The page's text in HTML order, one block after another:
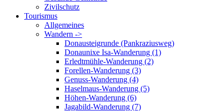
Zivilschutz
Tourismus
Allgemeines
Wandern ->
Donausteigrunde (Pankraziusweg)
Donaunixe Isa-Wanderung (1)
Erledtmühle-Wanderung (2)
Forellen-Wanderung (3)
Genuss-Wanderung (4)
Haselmaus-Wanderung (5)
Höhen-Wanderung (6)
Jagabild-Wanderung (7)